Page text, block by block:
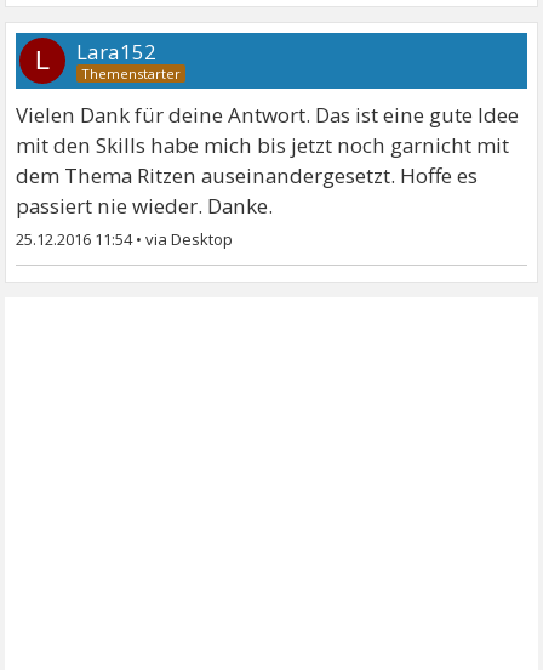
L Lara152
Vielen Dank für deine Antwort. Das ist eine gute Idee
mit den Skills habe mich bis jetzt noch garnicht mit
dem Thema Ritzen auseinandergesetzt. Hoffe es
passiert nie wieder. Danke.
25.12.2016 11:54•